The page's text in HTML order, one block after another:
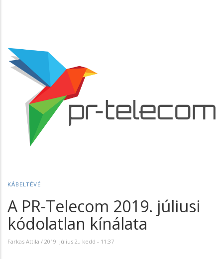
KÁBELTÉVÉ
A PR-Telecom 2019. júliusi
kódolatlan kínálata
Farkas Attila / 2019. július 2., kedd - 11:37